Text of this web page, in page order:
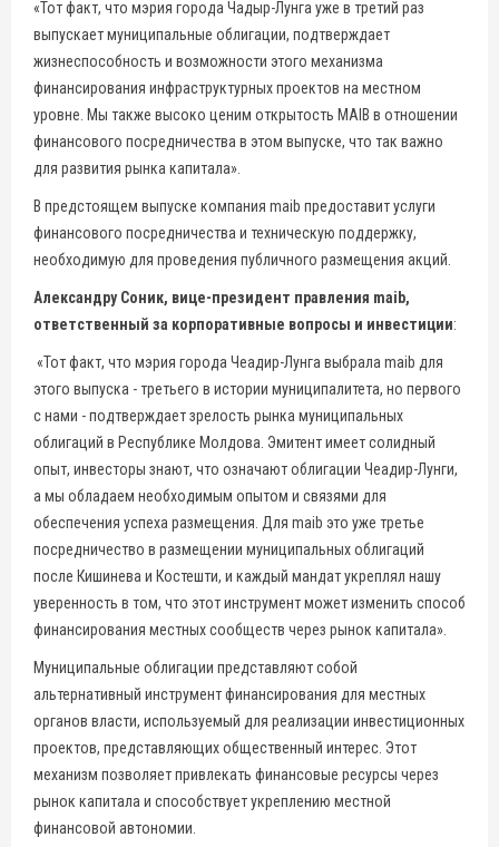
«Тот факт, что мэрия города Чадыр-Лунга уже в третий раз
выпускает муниципальные облигации, подтверждает
жизнеспособность и возможности этого механизма
финансирования инфраструктурных проектов на местном
уровне. Мы также высоко ценим открытость MAIB в отношении
финансового посредничества в этом выпуске, что так важно
для развития рынка капитала».
В предстоящем выпуске компания maib предоставит услуги
финансового посредничества и техническую поддержку,
необходимую для проведения публичного размещения акций.
Александру Соник, вице-президент правления maib,
ответственный за корпоративные вопросы и инвестиции:
«Тот факт, что мэрия города Чеадир-Лунга выбрала maib для
этого выпуска - третьего в истории муниципалитета, но первого
с нами - подтверждает зрелость рынка муниципальных
облигаций в Республике Молдова. Эмитент имеет солидный
опыт, инвесторы знают, что означают облигации Чеадир-Лунги,
а мы обладаем необходимым опытом и связями для
обеспечения успеха размещения. Для maib это уже третье
посредничество в размещении муниципальных облигаций
после Кишинева и Костешти, и каждый мандат укреплял нашу
уверенность в том, что этот инструмент может изменить способ
финансирования местных сообществ через рынок капитала».
Муниципальные облигации представляют собой
альтернативный инструмент финансирования для местных
органов власти, используемый для реализации инвестиционных
проектов, представляющих общественный интерес. Этот
механизм позволяет привлекать финансовые ресурсы через
рынок капитала и способствует укреплению местной
финансовой автономии.